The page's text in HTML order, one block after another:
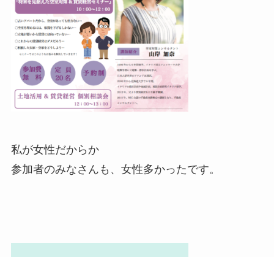
私が女性だからか
参加者のみなさんも、女性多かったです。